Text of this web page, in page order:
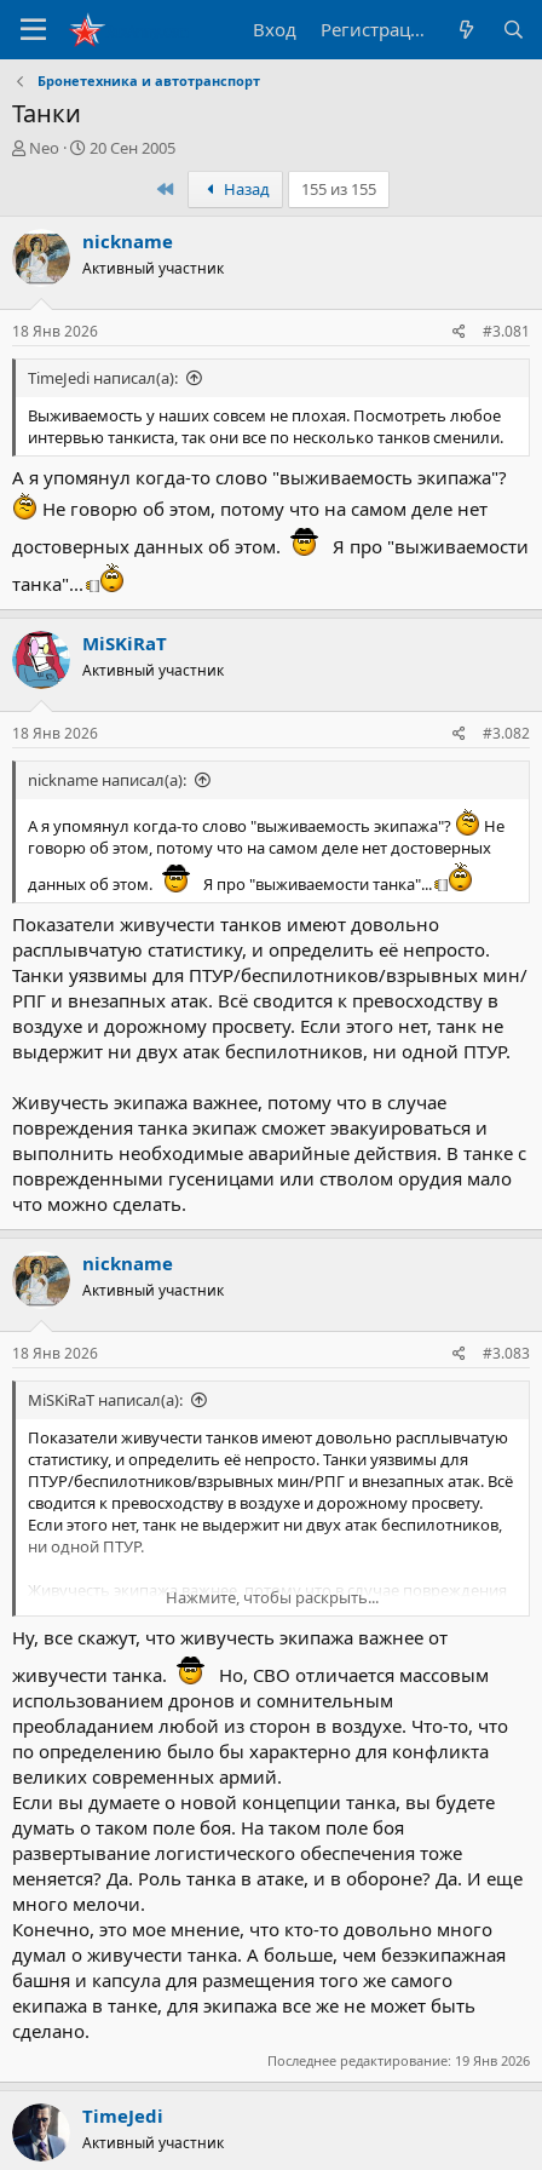
Вход Регистрация
Бронетехника и автотранспорт
Танки
А
р
т
е
м
ы
Neo
Д
н
а
ч
л
а
20 Сен 2005
ПервыйНазад 155 из 155
nickname
Активный участник
18 Янв 2026 #3.081
TimeJedi написал(а):
Выживаемость у наших совсем не плохая. Посмотреть любое
интервью танкиста, так они все по несколько танков сменили.
А я упомянул когда-то слово "выживаемость экипажа"?
Не говорю об этом, потому что на самом деле нет
достоверных данных об этом.
Я про "выживаемости
танка"...
MiSKiRaT
Активный участник
18 Янв 2026 #3.082
nickname написал(а):
А я упомянул когда-то слово "выживаемость экипажа"?
Не
говорю об этом, потому что на самом деле нет достоверных
данных об этом.
Я про "выживаемости танка"...
Показатели живучести танков имеют довольно
расплывчатую статистику, и определить её непросто.
Танки уязвимы для ПТУР/беспилотников/взрывных мин/
РПГ и внезапных атак. Всё сводится к превосходству в
воздухе и дорожному просвету. Если этого нет, танк не
выдержит ни двух атак беспилотников, ни одной ПТУР.
Живучесть экипажа важнее, потому что в случае
повреждения танка экипаж сможет эвакуироваться и
выполнить необходимые аварийные действия. В танке с
поврежденными гусеницами или стволом орудия мало
что можно сделать.
nickname
Активный участник
18 Янв 2026 #3.083
MiSKiRaT написал(а):
Показатели живучести танков имеют довольно расплывчатую
статистику, и определить её непросто. Танки уязвимы для
ПТУР/беспилотников/взрывных мин/РПГ и внезапных атак. Всё
сводится к превосходству в воздухе и дорожному просвету.
Если этого нет, танк не выдержит ни двух атак беспилотников,
ни одной ПТУР.
Живучесть экипажа важнее, потому что в случае повреждения
танка экипаж сможет эвакуироваться и выполнить
необходимые аварийные действия. В танке с поврежденными
гусеницами или стволом орудия мало что можно сделать.
Нажмите, чтобы раскрыть...
Ну, все скажут, что живучесть экипажа важнее от
живучести танка.
Но, СВО отличается массовым
использованием дронов и сомнительным
преобладанием любой из сторон в воздухе. Что-то, что
по определению было бы характерно для конфликта
великих современных армий.
Если вы думаете о новой концепции танка, вы будете
думать о таком поле боя. На таком поле боя
развертывание логистического обеспечения тоже
меняется? Да. Роль танка в атаке, и в обороне? Да. И еще
много мелочи.
Конечно, это мое мнение, что кто-то довольно много
думал о живучести танка. A больше, чем безэкипажная
башня и капсула для размещения того же самого
екипажа в танке, для экипажа все же не может быть
сделано.
Последнее редактирование: 19 Янв 2026
TimeJedi
Активный участник